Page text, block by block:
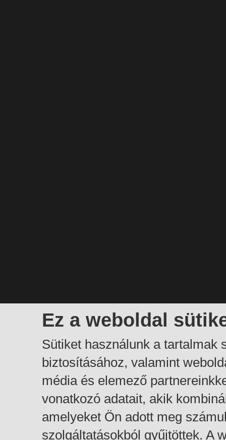
Ez a weboldal
Sütiket használunk a tartalmak
biztosításához, valamint
média és elemező
vonatkozó adatait, akik
amelyeket Ön adott meg
szolgáltatásokból gyűjtöttek. A